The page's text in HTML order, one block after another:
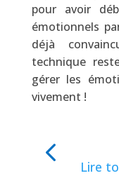
pour avoir
émotionnels
déjà
technique
gérer les
vivement !
Lire